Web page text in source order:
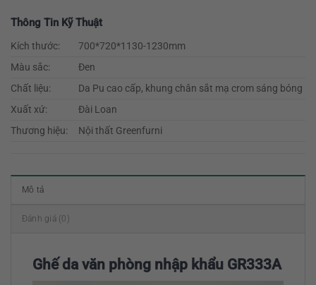
Thông Tin Kỹ Thuật
Kích thước:
700*720*1130-1230mm
Màu sắc:
Đen
Chất liệu:
Da Pu cao cấp, khung chân sắt mạ crom sáng bóng
Xuất xứ:
Đài Loan
Thương hiệu:
Nội thất Greenfurni
Mô tả
Đánh giá (0)
Ghế da văn phòng nhập khẩu GR333A